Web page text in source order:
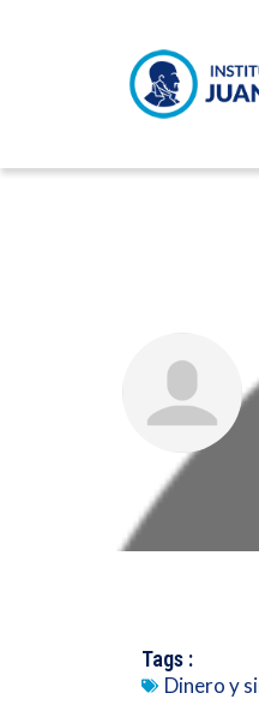
Nos
Tags :
Dinero y